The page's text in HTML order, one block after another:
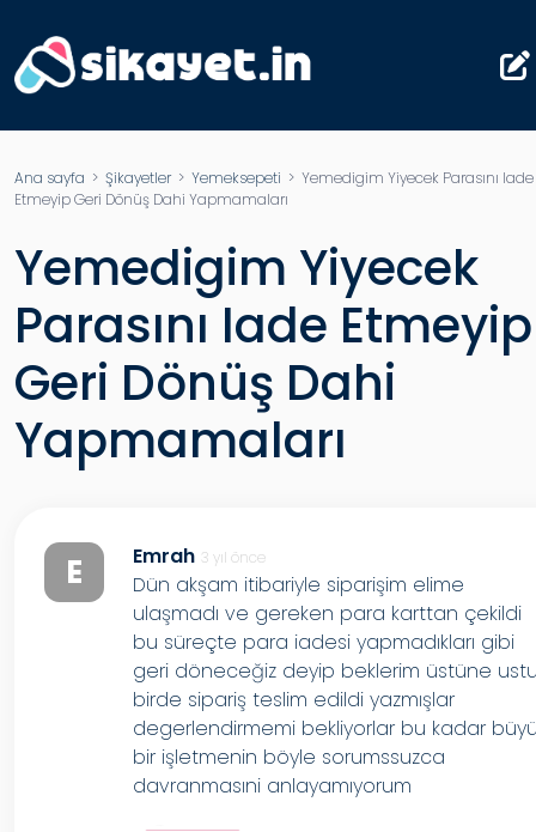
Ana sayfa > Şikayetler> Yemeksepeti > Yemedigim Yiyecek Parasını Iade
Etmeyip Geri Dönüş Dahi Yapmamaları
Yemedigim Yiyecek
Parasını Iade Etmeyip
Geri Dönüş Dahi
Yapmamaları
E Emrah 3 yıl önce
Dün akşam itibariyle siparişim elime
ulaşmadı ve gereken para karttan çekildi
bu süreçte para iadesi yapmadıkları gibi
geri döneceğiz deyip beklerim üstüne
birde sipariş teslim edildi yazmışlar
degerlendirmemi bekliyorlar bu kadar
bir işletmenin böyle sorumssuzca
davranmasıni anlayamıyorum